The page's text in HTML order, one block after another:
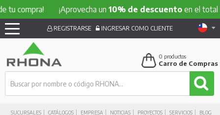
compra! ¡Aprovecha un10% de descuentoen el total
SUCURSALES CATÁLOGOS EMPRESA NOTICIAS PROYECTOS SERVICIOS
BLOG
REGISTRARSE INGRESAR COMO CLIENTE
0 productos
Carro de Compras